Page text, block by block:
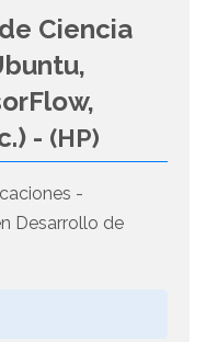
Ciencia
- (HP)
-
Desarrollo de